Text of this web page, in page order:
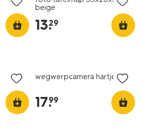
beige
13.
29
wegwerpcamera hartjes
17.
99